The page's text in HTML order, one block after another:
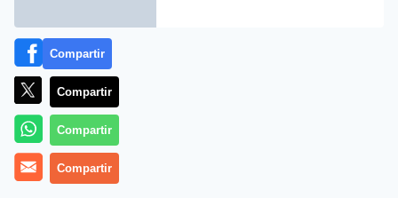
En la ciudad estadounidense de Tulsa (Oklahoma), un
Compartir
Compartir
Compartir
Compartir